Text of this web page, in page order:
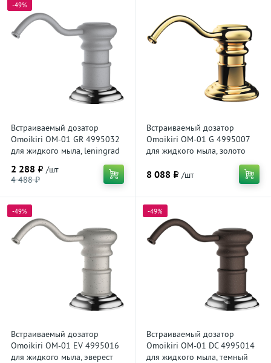
-49%
Встраиваемый дозатор
Omoikiri OM-01 GR 4995032
для жидкого мыла, leningrad
2 288 ₽ /шт
4 488 ₽
Встраиваемый дозатор
Omoikiri OM-01 G 4995007
для жидкого мыла, золото
8 088 ₽ /шт
-49%
Встраиваемый дозатор
Omoikiri OM-01 EV 4995016
для жидкого мыла, эверест
-49%
Встраиваемый дозатор
Omoikiri OM-01 DC 4995014
для жидкого мыла, темный